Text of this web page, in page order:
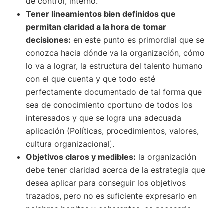
Tener lineamientos bien definidos que
permitan claridad a la hora de tomar
decisiones: en este punto es primordial que se
conozca hacia dónde va la organización, cómo
lo va a lograr, la estructura del talento humano
con el que cuenta y que todo esté
perfectamente documentado de tal forma que
sea de conocimiento oportuno de todos los
interesados y que se logra una adecuada
aplicación (Políticas, procedimientos, valores,
cultura organizacional).
Objetivos claros y medibles: la organización
debe tener claridad acerca de la estrategia que
desea aplicar para conseguir los objetivos
trazados, pero no es suficiente expresarlo en